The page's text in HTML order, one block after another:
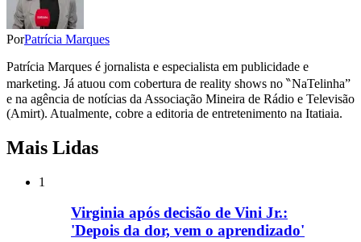
PorPatrícia Marques
Patrícia Marques é jornalista e especialista em publicidade e
marketing. Já atuou com cobertura de reality shows no ‶NaTelinha”
e na agência de notícias da Associação Mineira de Rádio e Televisão
(Amirt). Atualmente, cobre a editoria de entretenimento na Itatiaia.
Mais Lidas
1
Virginia após decisão de Vini Jr.:
'Depois da dor, vem o aprendizado'